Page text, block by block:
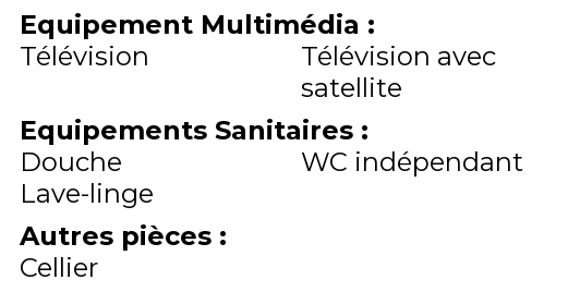
Equipement Multimédia :
Télévision
Télévision avec
satellite
Equipements Sanitaires :
Douche
WC indépendant
Lave-linge
Autres pièces :
Cellier